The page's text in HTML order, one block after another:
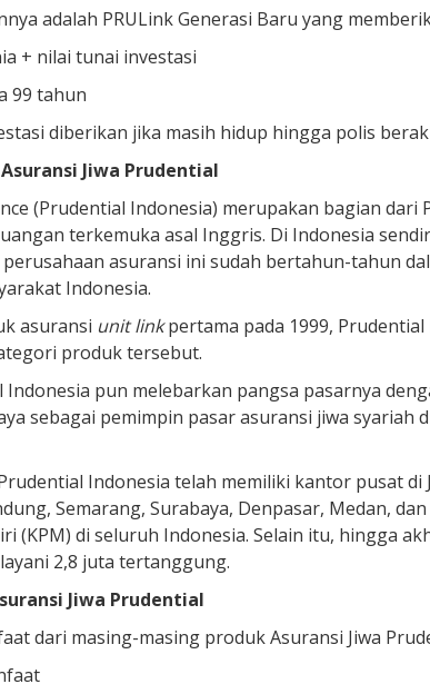
adalah PRULink Generasi Baru yang
+ nilai tunai investasi
99 tahun
diberikan jika masih hidup hingga polis
Jiwa Prudential
(Prudential Indonesia) merupakan bagian dari
terkemuka asal Inggris. Di Indonesia
asuransi ini sudah bertahun-tahun
Indonesia.
asuransi unit linkpertama pada 1999,
produk tersebut.
Indonesia pun melebarkan pangsa pasarnya
sebagai pemimpin pasar asuransi jiwa syariah
Indonesia telah memiliki kantor pusat di
Semarang, Surabaya, Denpasar, Medan, dan
(KPM) di seluruh Indonesia. Selain itu, hingga
2,8 juta tertanggung.
Jiwa Prudential
dari masing-masing produk Asuransi Jiwa